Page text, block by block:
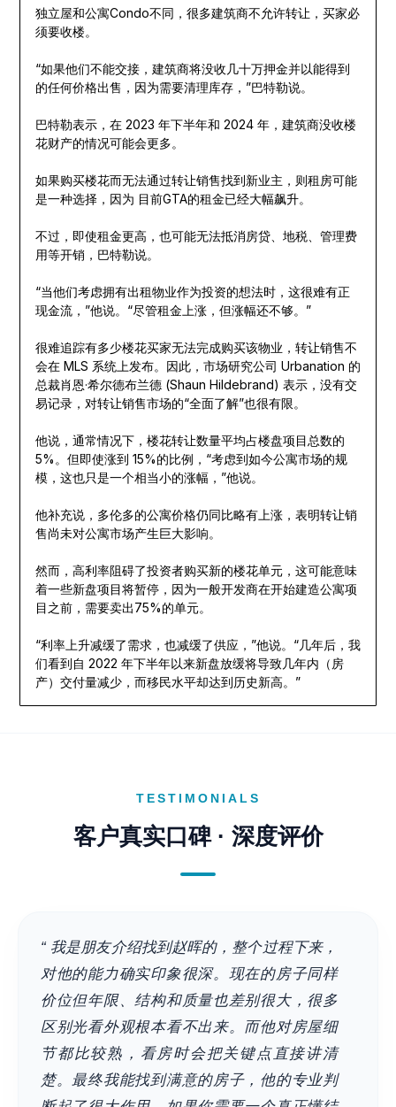
独立屋和公寓Condo不同，很多建筑商不允许转让，买家必
须要收楼。
“如果他们不能交接，建筑商将没收几十万押金并以能得到
的任何价格出售，因为需要清理库存，”巴特勒说。
巴特勒表示，在 2023 年下半年和 2024 年，建筑商没收楼
花财产的情况可能会更多。
如果购买楼花而无法通过转让销售找到新业主，则租房可能
是一种选择，因为 目前GTA的租金已经大幅飙升。
不过，即使租金更高，也可能无法抵消房贷、地税、管理费
用等开销，巴特勒说。
“当他们考虑拥有出租物业作为投资的想法时，这很难有正
现金流，”他说。“尽管租金上涨，但涨幅还不够。”
很难追踪有多少楼花买家无法完成购买该物业，转让销售不
会在 MLS 系统上发布。因此，市场研究公司 Urbanation 的
总裁肖恩·希尔德布兰德 (Shaun Hildebrand) 表示，没有交
易记录，对转让销售市场的“全面了解”也很有限。
他说，通常情况下，楼花转让数量平均占楼盘项目总数的
5%。但即使涨到 15%的比例，“考虑到如今公寓市场的规
模，这也只是一个相当小的涨幅，”他说。
他补充说，多伦多的公寓价格仍同比略有上涨，表明转让销
售尚未对公寓市场产生巨大影响。
然而，高利率阻碍了投资者购买新的楼花单元，这可能意味
着一些新盘项目将暂停，因为一般开发商在开始建造公寓项
目之前，需要卖出75%的单元。
“利率上升减缓了需求，也减缓了供应，”他说。“几年后，我
们看到自 2022 年下半年以来新盘放缓将导致几年内（房
产）交付量减少，而移民水平却达到历史新高。”
TESTIMONIALS
客户真实口碑 · 深度评价
“ 我是朋友介绍找到赵晖的，整个过程下来，
对他的能力确实印象很深。现在的房子同样
价位但年限、结构和质量也差别很大，很多
区别光看外观根本看不出来。而他对房屋细
节都比较熟，看房时会把关键点直接讲清
楚。最终我能找到满意的房子，他的专业判